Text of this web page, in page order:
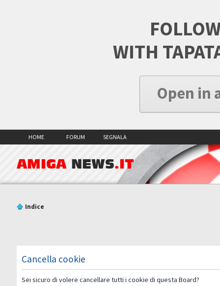
WITH
Open in
HOME FORUM SEGNALA
AMIGA NEWS.IT
Indice
Cancella cookie
Sei sicuro di volere cancellare tutti i cookie di questa Board?